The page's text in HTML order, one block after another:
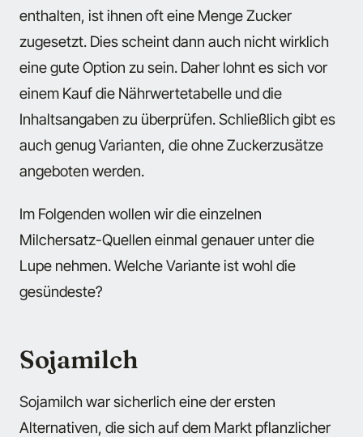
enthalten, ist ihnen oft eine Menge Zucker
zugesetzt. Dies scheint dann auch nicht wirklich
eine gute Option zu sein. Daher lohnt es sich vor
einem Kauf die Nährwertetabelle und die
Inhaltsangaben zu überprüfen. Schließlich gibt es
auch genug Varianten, die ohne Zuckerzusätze
angeboten werden.
Im Folgenden wollen wir die einzelnen
Milchersatz-Quellen einmal genauer unter die
Lupe nehmen. Welche Variante ist wohl die
gesündeste?
Sojamilch
Sojamilch war sicherlich eine der ersten
Alternativen, die sich auf dem Markt pflanzlicher